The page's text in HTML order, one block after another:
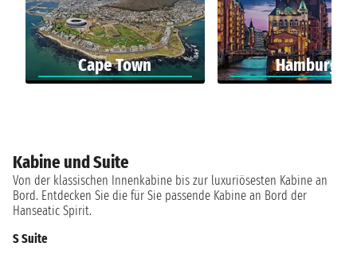
Cape Town Hamburg
Kabine und Suite
Von der klassischen Innenkabine bis zur luxuriösesten Kabine an
Bord. Entdecken Sie die für Sie passende Kabine an Bord der
Hanseatic Spirit.
S Suite